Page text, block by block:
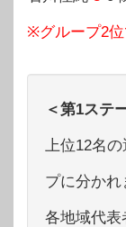
※グループ2
＜第1ステ
上位12名
プに分かれ
各地域代表